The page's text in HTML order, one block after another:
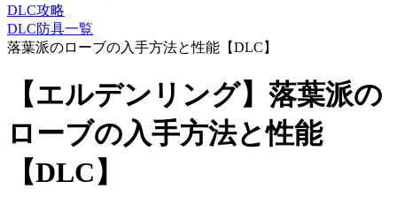
DLC攻略
DLC防具一覧
落葉派のローブの入手方法と性能【DLC】
【エルデンリング】落葉派の
ローブの入手方法と性能
【DLC】